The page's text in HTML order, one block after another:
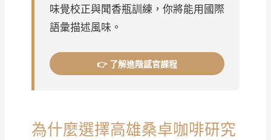
味覺校正與聞香瓶訓練，你將能用國際
語彙描述風味。
👉 了解進階感官課程
為什麼選擇高雄桑卓咖啡研究